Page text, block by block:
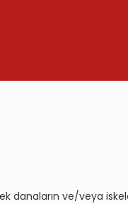
danaların ve/veya